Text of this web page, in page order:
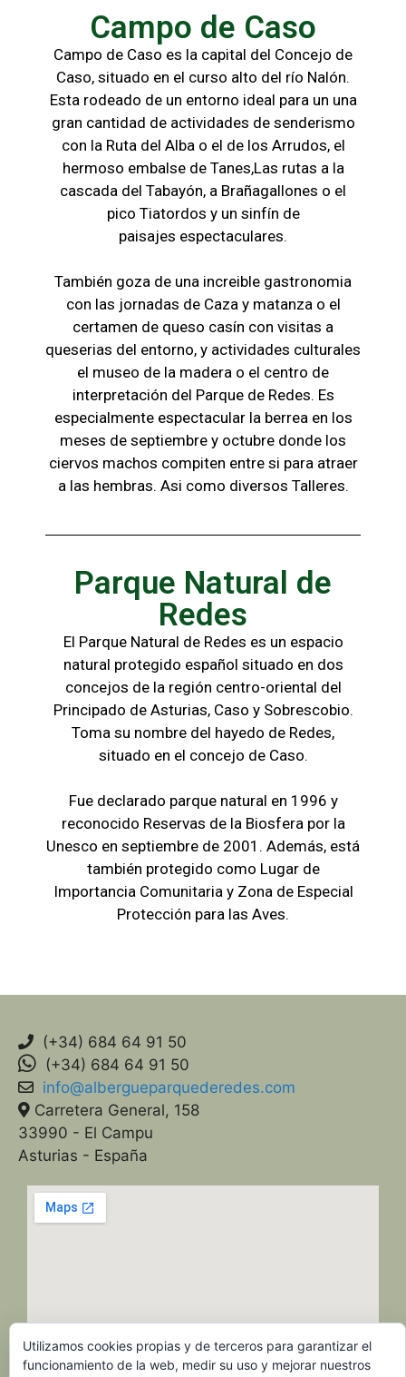
Campo de Caso
Campo de Caso es la capital del Concejo de
Caso, situado en el curso alto del río Nalón.
Esta rodeado de un entorno ideal para un una
gran cantidad de actividades de senderismo
con la Ruta del Alba o el de los Arrudos, el
hermoso embalse de Tanes,Las rutas a la
cascada del Tabayón, a Brañagallones o el
pico Tiatordos y un sinfín de
paisajes espectaculares.
También goza de una increible gastronomia
con las jornadas de Caza y matanza o el
certamen de queso casín con visitas a
queserias del entorno, y actividades culturales
el museo de la madera o el centro de
interpretación del Parque de Redes. Es
especialmente espectacular la berrea en los
meses de septiembre y octubre donde los
ciervos machos compiten entre si para atraer
a las hembras. Asi como diversos Talleres.
Parque Natural de
Redes
El Parque Natural de Redes es un espacio
natural protegido español situado en dos
concejos de la región centro-oriental del
Principado de Asturias, Caso y Sobrescobio.
Toma su nombre del hayedo de Redes,
situado en el concejo de Caso.
Fue declarado parque natural en 1996 y
reconocido Reservas de la Biosfera por la
Unesco en septiembre de 2001. Además, está
también protegido como Lugar de
Importancia Comunitaria y Zona de Especial
Protección para las Aves.
(+34) 684 64 91 50
(+34) 684 64 91 50
info@albergueparquederedes.com
Carretera General, 158
33990 - El Campu
Asturias - España
Utilizamos cookies propias y de terceros para garantizar el
funcionamiento de la web, medir su uso y mejorar nuestros